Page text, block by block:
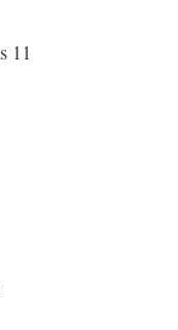
11